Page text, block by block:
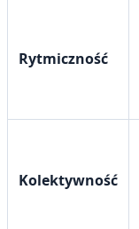
Rytmiczność
Kolektywność